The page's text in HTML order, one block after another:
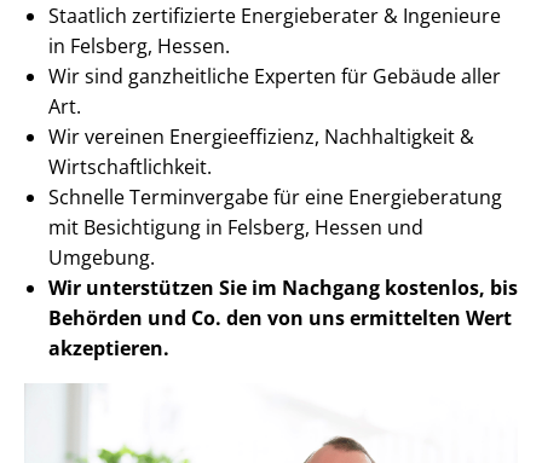
Staatlich zertifizierte Energieberater & Ingenieure
in Felsberg, Hessen.
Wir sind ganzheitliche Experten für Gebäude aller
Art.
Wir vereinen En­er­gie­ef­fi­zi­enz, Nachhaltigkeit &
Wirt­schaft­lich­keit.
Schnelle Terminvergabe für eine Energieberatung
mit Besichtigung in Felsberg, Hessen und
Umgebung.
Wir unterstützen Sie im Nachgang kostenlos, bis
Behörden und Co. den von uns ermittelten Wert
akzeptieren.